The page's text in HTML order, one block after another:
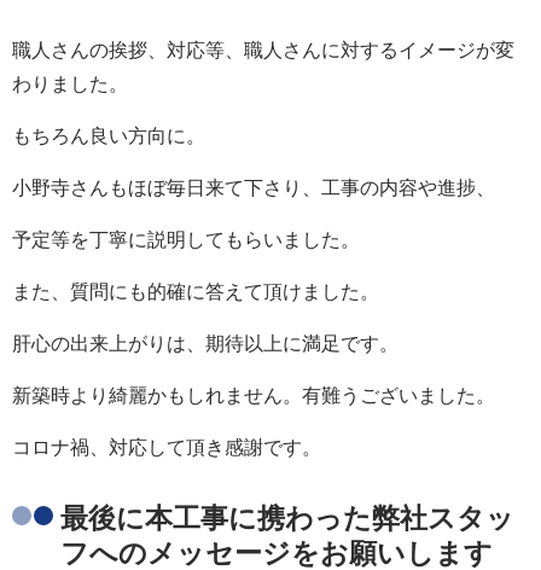
職人さんの挨拶、対応等、職人さんに対するイメージが変
わりました。
もちろん良い方向に。
小野寺さんもほぼ毎日来て下さり、工事の内容や進捗、
予定等を丁寧に説明してもらいました。
また、質問にも的確に答えて頂けました。
肝心の出来上がりは、期待以上に満足です。
新築時より綺麗かもしれません。有難うございました。
コロナ禍、対応して頂き感謝です。
最後に本工事に携わった弊社スタッ
フへのメッセージをお願いします